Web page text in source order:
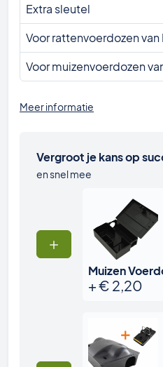
Extra sleutel
Voor rattenvoerdozen
Voor muizenvoerdozen
Meer informatie
Vergroot je kans op
en snel mee
Muizen
+€ 2,20